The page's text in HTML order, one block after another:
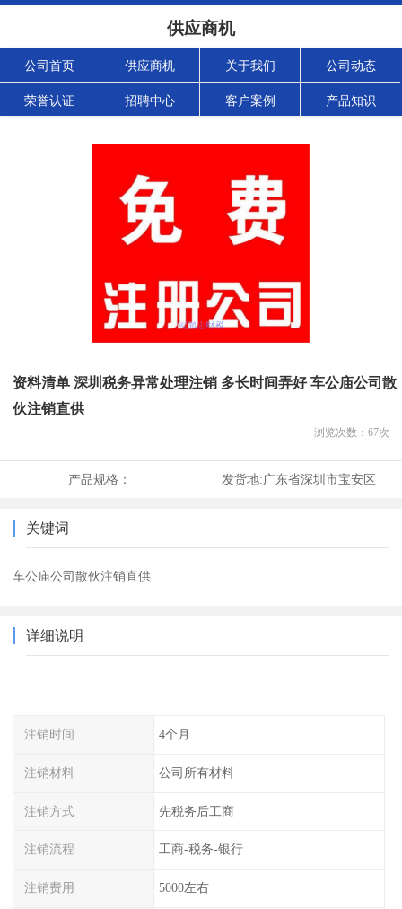
供应商机
公司首页 供应商机 关于我们 公司动态
荣誉认证 招聘中心 客户案例 产品知识
资料清单 深圳税务异常处理注销 多长时间弄好 车公庙公司散
伙注销直供
浏览次数： 67次
产品规格： 发货地:广东省深圳市宝安区
关键词
车公庙公司散伙注销直供
详细说明
注销时间 4个月
注销材料 公司所有材料
注销方式 先税务后工商
注销流程 工商-税务-银行
注销费用 5000左右